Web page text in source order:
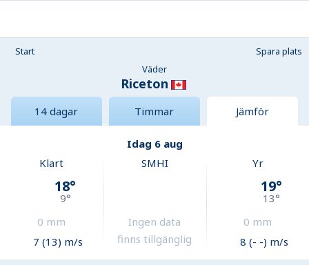
Start
Spara plats
Väder
Riceton
14 dagar Timmar Jämför
Idag 6 aug
Klart
18°
9°
0 mm
7 (13) m/s
SMHI
Ingen data
finns tillgänglig
Yr
19°
13°
0 mm
8 (- -) m/s